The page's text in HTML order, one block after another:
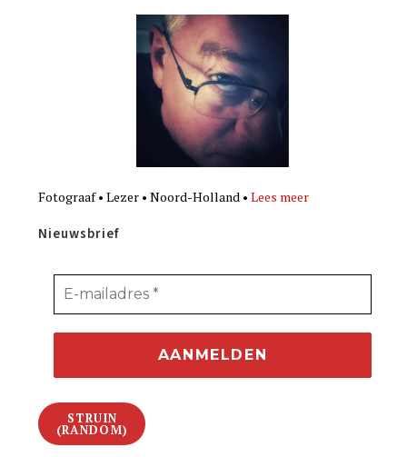
Fotograaf • Lezer • Noord-Holland •Lees meer
Nieuwsbrief
STRUIN
(RANDOM)